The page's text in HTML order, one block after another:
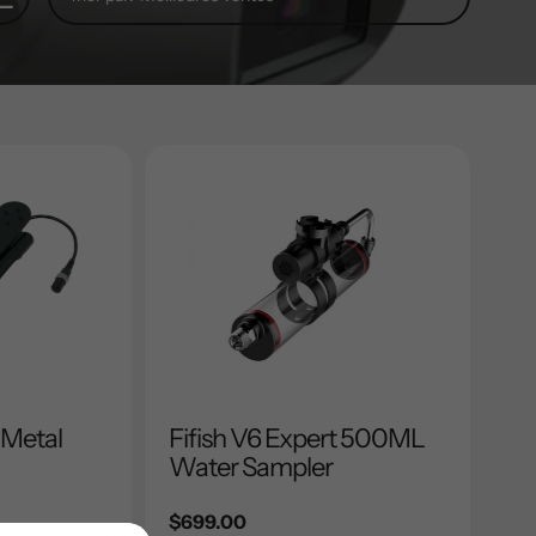
Fifish V6 Expert 500ML
Water Sampler
Prix
$699.00